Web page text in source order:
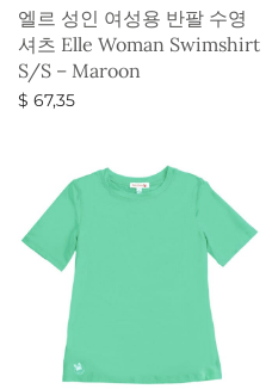
엘르 성인 여성용 반팔 수영
셔츠 Elle Woman Swimshirt
S/S – Maroon
$ 67,35